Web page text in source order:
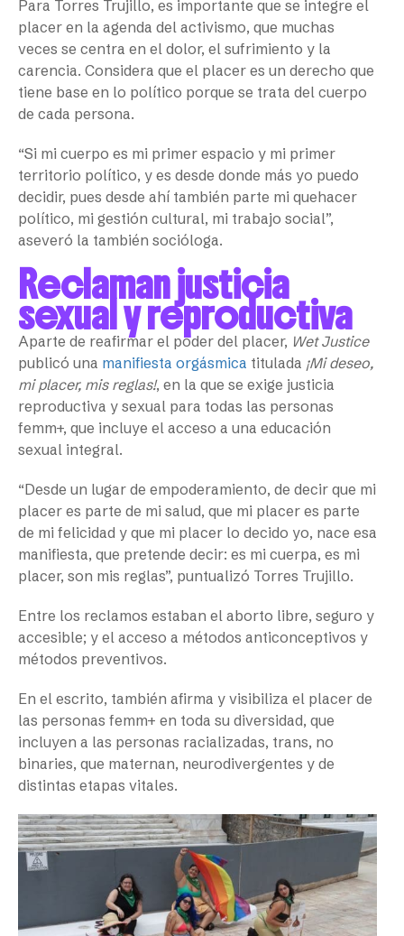
Para Torres Trujillo, es importante que se integre el
placer en la agenda del activismo, que muchas
veces se centra en el dolor, el sufrimiento y la
carencia. Considera que el placer es un derecho que
tiene base en lo político porque se trata del cuerpo
de cada persona.
“Si mi cuerpo es mi primer espacio y mi primer
territorio político, y es desde donde más yo puedo
decidir, pues desde ahí también parte mi quehacer
político, mi gestión cultural, mi trabajo social”,
aseveró la también socióloga.
Reclaman justicia
sexual y reproductiva
Aparte de reafirmar el poder del placer, Wet Justice
publicó una manifiesta orgásmica titulada ¡Mi deseo,
mi placer, mis reglas!, en la que se exige justicia
reproductiva y sexual para todas las personas
femm+, que incluye el acceso a una educación
sexual integral.
“Desde un lugar de empoderamiento, de decir que mi
placer es parte de mi salud, que mi placer es parte
de mi felicidad y que mi placer lo decido yo, nace esa
manifiesta, que pretende decir: es mi cuerpa, es mi
placer, son mis reglas”, puntualizó Torres Trujillo.
Entre los reclamos estaban el aborto libre, seguro y
accesible; y el acceso a métodos anticonceptivos y
métodos preventivos.
En el escrito, también afirma y visibiliza el placer de
las personas femm+ en toda su diversidad, que
incluyen a las personas racializadas, trans, no
binaries, que maternan, neurodivergentes y de
distintas etapas vitales.